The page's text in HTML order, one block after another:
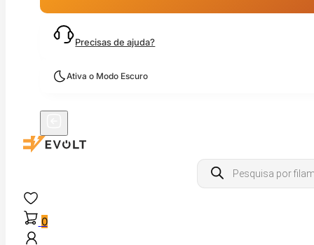
Precisas de ajuda?
Ativa o Modo Escuro
Products
search
0